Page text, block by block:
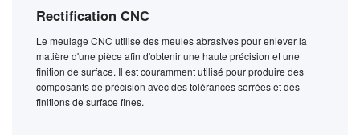
Rectification CNC
Le meulage CNC utilise des meules abrasives pour enlever la
matière d'une pièce afin d'obtenir une haute précision et une
finition de surface. Il est couramment utilisé pour produire des
composants de précision avec des tolérances serrées et des
finitions de surface fines.